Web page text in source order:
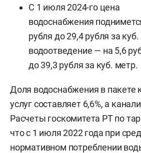
С 1 июля 2024-го цена
водоснабжения
рубля до 29,4 рубля за куб.
водоотведение — на 5,6
до 39,3 рубля за куб. метр.
Доля водоснабжения в
услуг составляет 6,6%, а
Расчеты госкомитета РТ по
что с 1 июля 2022 года при
нормативном потреблении